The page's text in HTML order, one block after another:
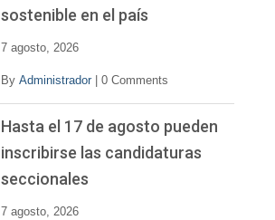
sostenible en el país
7 agosto, 2026
By Administrador 0 Comments
Hasta el 17 de agosto pueden
inscribirse las candidaturas
seccionales
7 agosto, 2026